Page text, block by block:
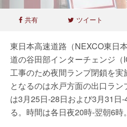
共有 ツイート
東日本高速道路（NEXCO東日
道の谷田部インターチェンジ
工事のため夜間ランプ閉鎖を
となるのは水戸方面の出口ラ
は3月25日-28日および3月31日
る。時間は各日夜20時-翌朝6時。